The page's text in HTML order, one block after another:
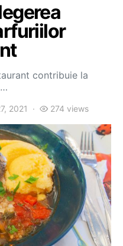
contribuie la
2021 274 views